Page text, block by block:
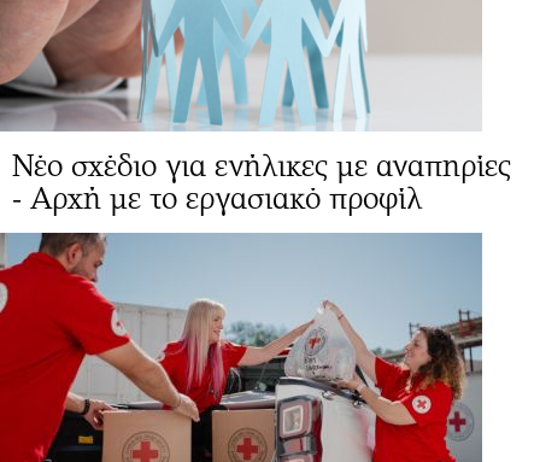
Νέο σχέδιο για ενήλικες με αναπηρίες
- Αρχή με το εργασιακό προφίλ